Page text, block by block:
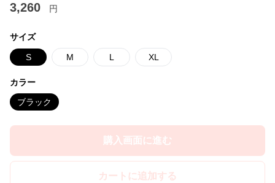
3,260 円
サイズ
S M L XL
カラー
ブラック
購入画面に進む
カートに追加する